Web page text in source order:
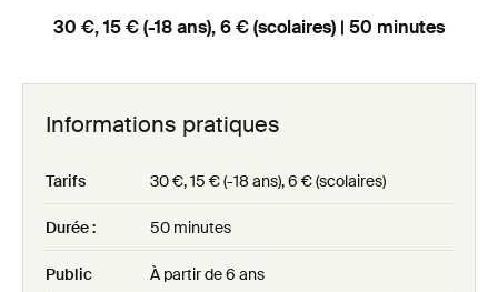
30 €, 15 € (-18 ans), 6 € (scolaires) | 50 minutes
Informations pratiques
Tarifs 30 €, 15 € (-18 ans), 6 € (scolaires)
Durée : 50 minutes
Public À partir de 6 ans